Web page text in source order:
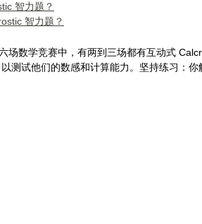
智力题？
智力题？
场数学竞赛中，有两到三场都有互动式
测试他们的数感和计算能力。坚持练习：